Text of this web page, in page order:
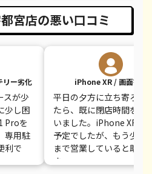
宮店の悪い口コミ
ー劣化
スが少
少し困
Proを
専用駐
利で
iPhone XR / 画面割れ
平日の夕方に立ち寄ろう
たら、既に閉店時間を過
いました。iPhone XRを
予定でしたが、もう少し
まで営業していると助か
す。